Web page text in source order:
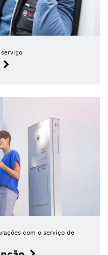
com o serviço de